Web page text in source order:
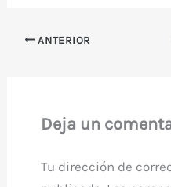
ANTERIOR
Deja un
Tu dirección de